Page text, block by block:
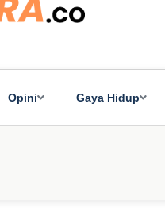
Opini Gaya Hidup